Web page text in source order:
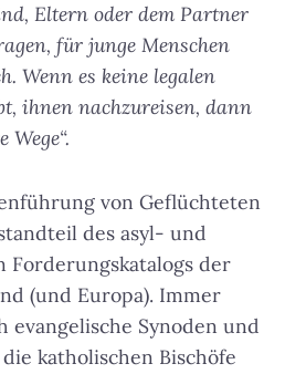
Eltern oder dem Partner
für junge Menschen
Wenn es keine legalen
ihnen nachzureisen, dann
von Geflüchteten
des asyl- und
der
(und Europa). Immer
evangelische Synoden und
katholischen Bischöfe